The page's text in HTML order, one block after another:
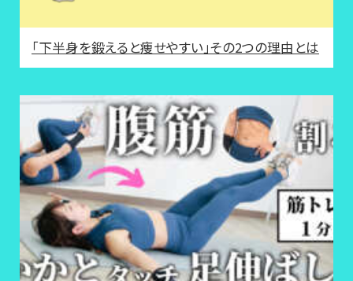
「下半身を鍛えると痩せやすい」その2つの理由とは